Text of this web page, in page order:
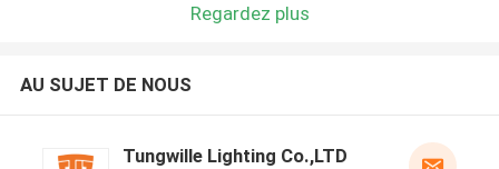
Regardez plus
AU SUJET DE NOUS
Tungwille Lighting Co.,LTD